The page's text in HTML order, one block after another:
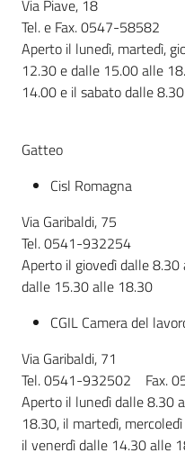
Via Piave, 18
Tel. e Fax. 0547-58582
Aperto il lunedì, martedì,
12.30 e dalle 15.00 alle
14.00 e il sabato dalle
Gatteo
Cisl Romagna
Via Garibaldi, 75
Tel. 0541-932254
Aperto il giovedì dalle
dalle 15.30 alle 18.30
CGIL Camera del
Via Garibaldi, 71
Tel. 0541-932502 Fax.
Aperto il lunedì dalle 8.30
18.30, il martedì,
il venerdì dalle 14.30 alle